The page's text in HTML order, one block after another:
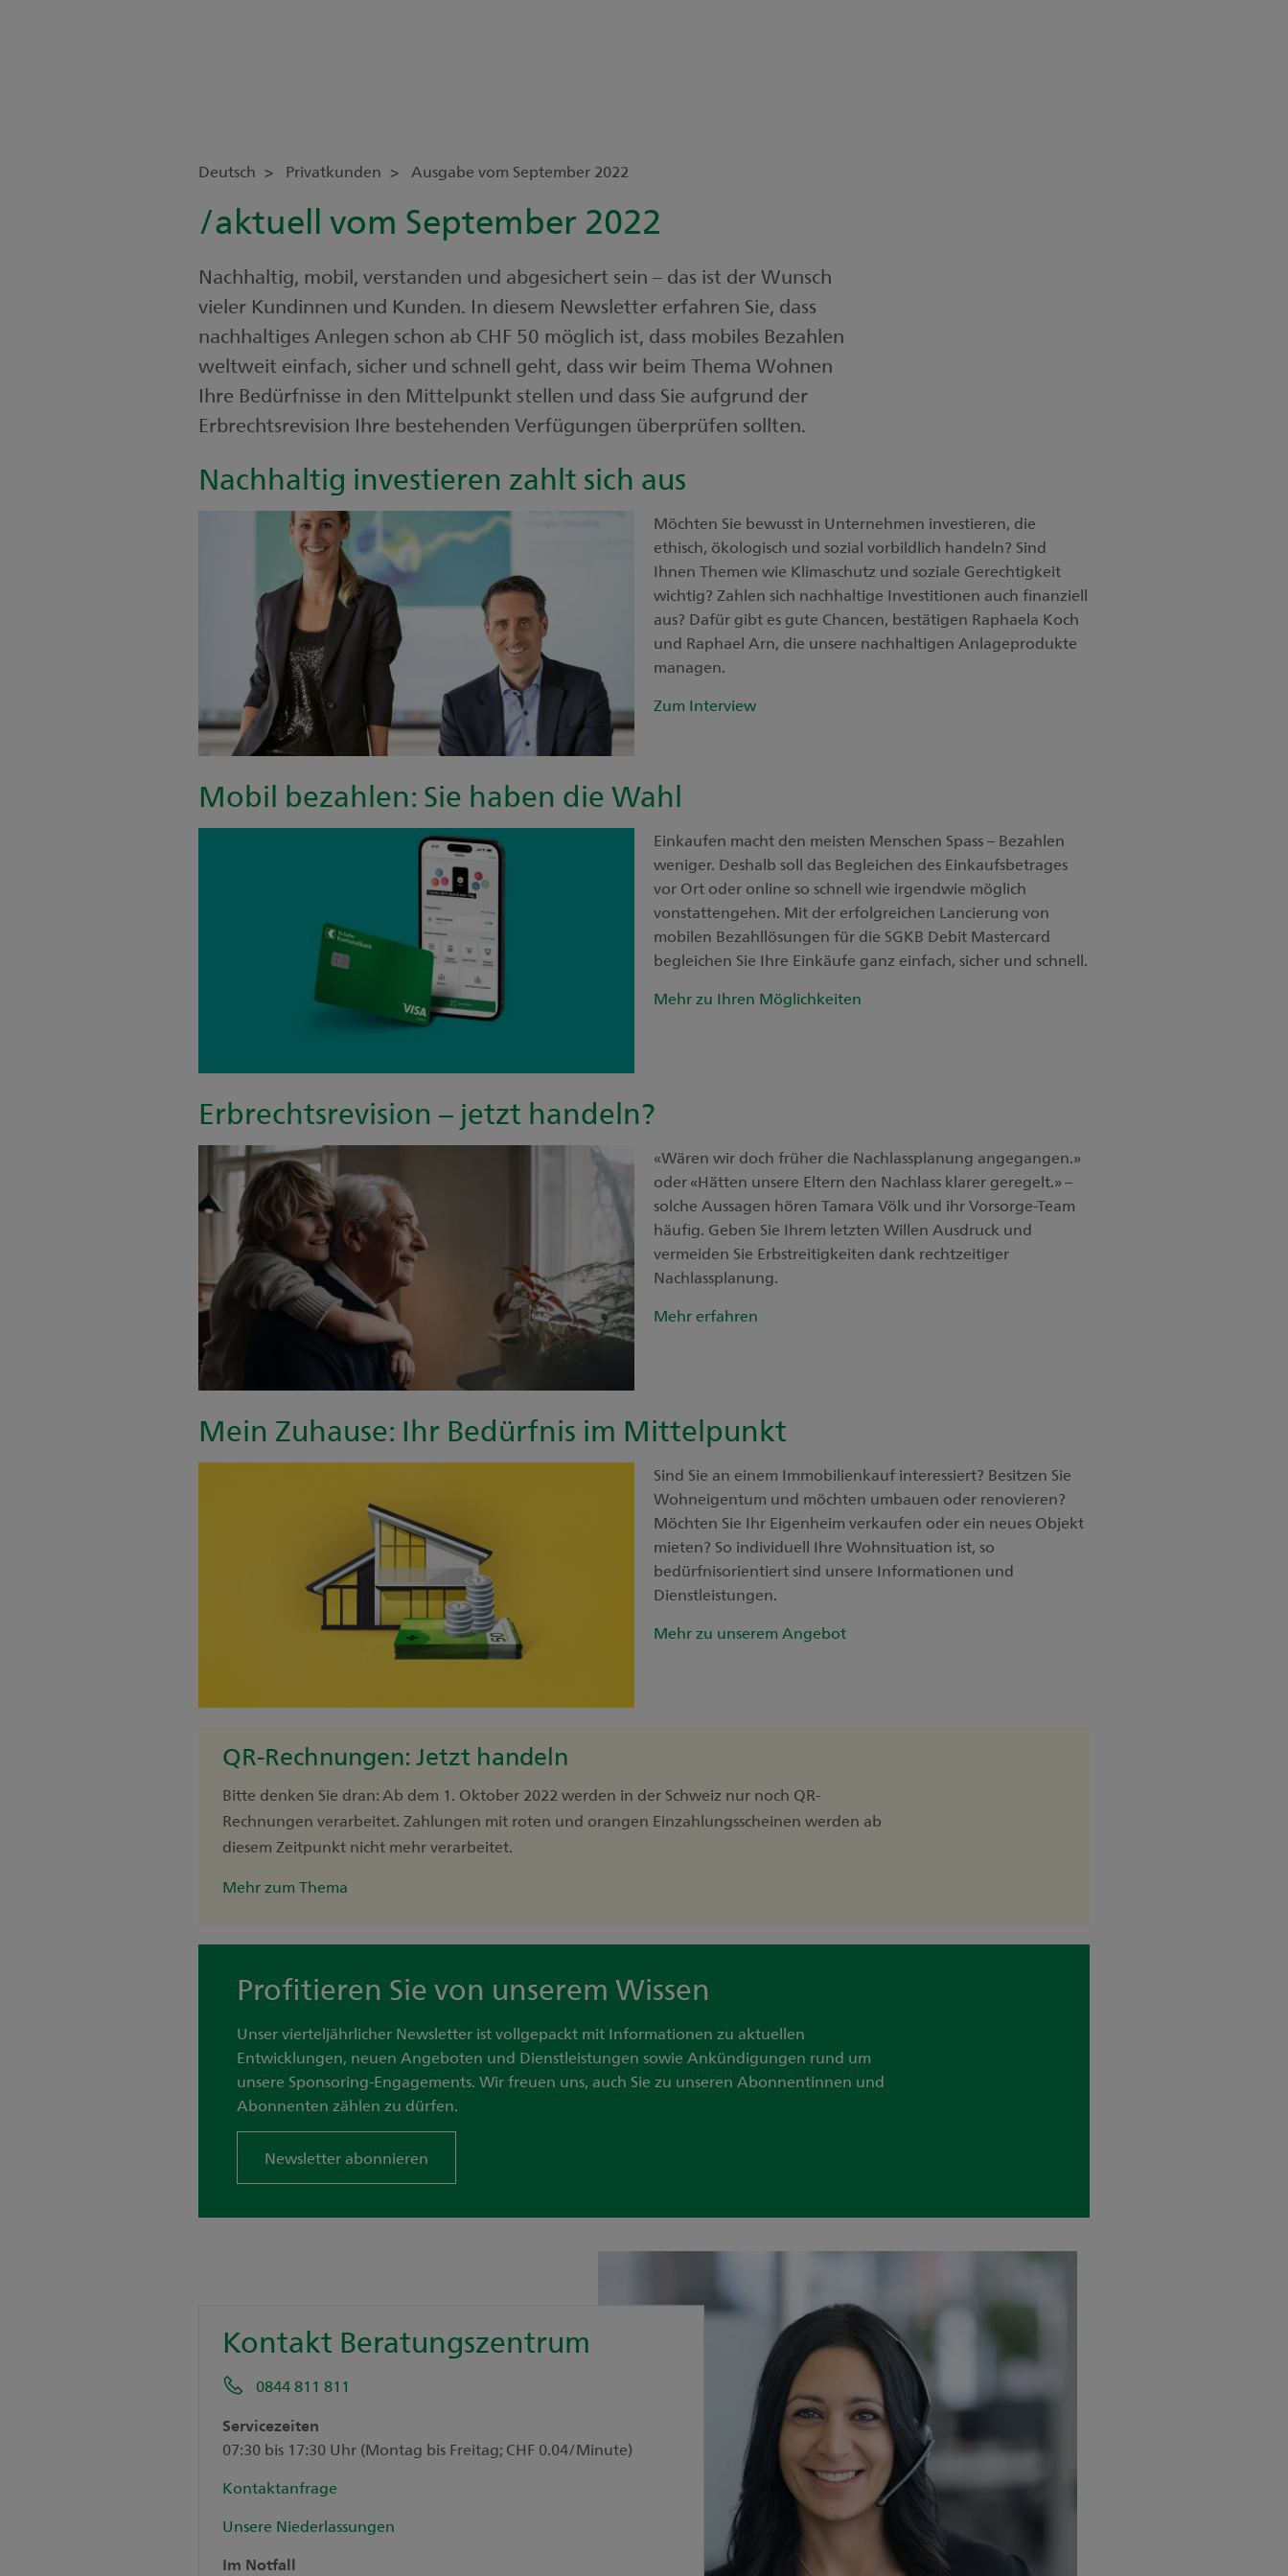
Deutsch Privatkunden Ausgabe vom September 2022
/aktuell vom September 2022
Nachhaltig, mobil, verstanden und abgesichert sein – das ist der Wunsch
vieler Kundinnen und Kunden. In diesem Newsletter erfahren Sie, dass
nachhaltiges Anlegen schon ab CHF 50 möglich ist, dass mobiles Bezahlen
weltweit einfach, sicher und schnell geht, dass wir beim Thema Wohnen
Ihre Bedürfnisse in den Mittelpunkt stellen und dass Sie aufgrund der
Erbrechtsrevision Ihre bestehenden Verfügungen überprüfen sollten.
Nachhaltig investieren zahlt sich aus
Möchten Sie bewusst in Unternehmen investieren, die
ethisch, ökologisch und sozial vorbildlich handeln? Sind
Ihnen Themen wie Klimaschutz und soziale Gerechtigkeit
wichtig? Zahlen sich nachhaltige Investitionen auch finanziell
aus? Dafür gibt es gute Chancen, bestätigen Raphaela Koch
und Raphael Arn, die unsere nachhaltigen Anlageprodukte
managen.
Zum Interview
Mobil bezahlen: Sie haben die Wahl
Einkaufen macht den meisten Menschen Spass – Bezahlen
weniger. Deshalb soll das Begleichen des Einkaufsbetrages
vor Ort oder online so schnell wie irgendwie möglich
vonstattengehen. Mit der erfolgreichen Lancierung von
mobilen Bezahllösungen für die SGKB Debit Mastercard
begleichen Sie Ihre Einkäufe ganz einfach, sicher und schnell.
Mehr zu Ihren Möglichkeiten
Erbrechtsrevision – jetzt handeln?
«Wären wir doch früher die Nachlassplanung angegangen.»
oder «Hätten unsere Eltern den Nachlass klarer geregelt.» –
solche Aussagen hören Tamara Völk und ihr Vorsorge-Team
häufig. Geben Sie Ihrem letzten Willen Ausdruck und
vermeiden Sie Erbstreitigkeiten dank rechtzeitiger
Nachlassplanung.
Mehr erfahren
Mein Zuhause: Ihr Bedürfnis im Mittelpunkt
Sind Sie an einem Immobilienkauf interessiert? Besitzen Sie
Wohneigentum und möchten umbauen oder renovieren?
Möchten Sie Ihr Eigenheim verkaufen oder ein neues Objekt
mieten? So individuell Ihre Wohnsituation ist, so
bedürfnisorientiert sind unsere Informationen und
Dienstleistungen.
Mehr zu unserem Angebot
QR-Rechnungen: Jetzt handeln
Bitte denken Sie dran: Ab dem 1. Oktober 2022 werden in der Schweiz nur noch QR-
Rechnungen verarbeitet. Zahlungen mit roten und orangen Einzahlungsscheinen werden ab
diesem Zeitpunkt nicht mehr verarbeitet.
Mehr zum Thema
Profitieren Sie von unserem Wissen
Unser vierteljährlicher Newsletter ist vollgepackt mit Informationen zu aktuellen
Entwicklungen, neuen Angeboten und Dienstleistungen sowie Ankündigungen rund um
unsere Sponsoring-Engagements. Wir freuen uns, auch Sie zu unseren Abonnentinnen und
Abonnenten zählen zu dürfen.
Newsletter abonnieren
Kontakt Beratungszentrum
0844 811 811
Servicezeiten
07:30 bis 17:30 Uhr (Montag bis Freitag; CHF 0.04/Minute)
Kontaktanfrage
Unsere Niederlassungen
Im Notfall